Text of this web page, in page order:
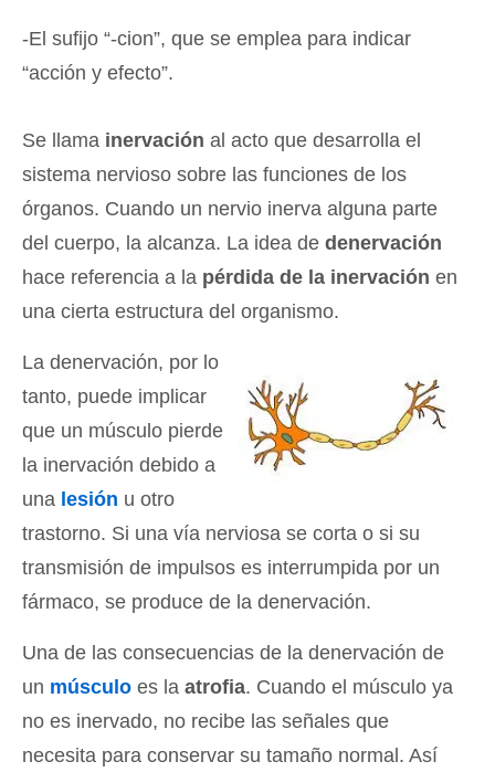
-El sufijo “-cion”, que se emplea para indicar
“acción y efecto”.
Se llama inervación al acto que desarrolla el
sistema nervioso sobre las funciones de los
órganos. Cuando un nervio inerva alguna parte
del cuerpo, la alcanza. La idea de denervación
hace referencia a la pérdida de la inervación en
una cierta estructura del organismo.
La denervación, por lo
tanto, puede implicar
que un músculo pierde
la inervación debido a
una lesión u otro
trastorno. Si una vía nerviosa se corta o si su
transmisión de impulsos es interrumpida por un
fármaco, se produce de la denervación.
Una de las consecuencias de la denervación de
un músculo es la atrofia. Cuando el músculo ya
no es inervado, no recibe las señales que
necesita para conservar su tamaño normal. Así